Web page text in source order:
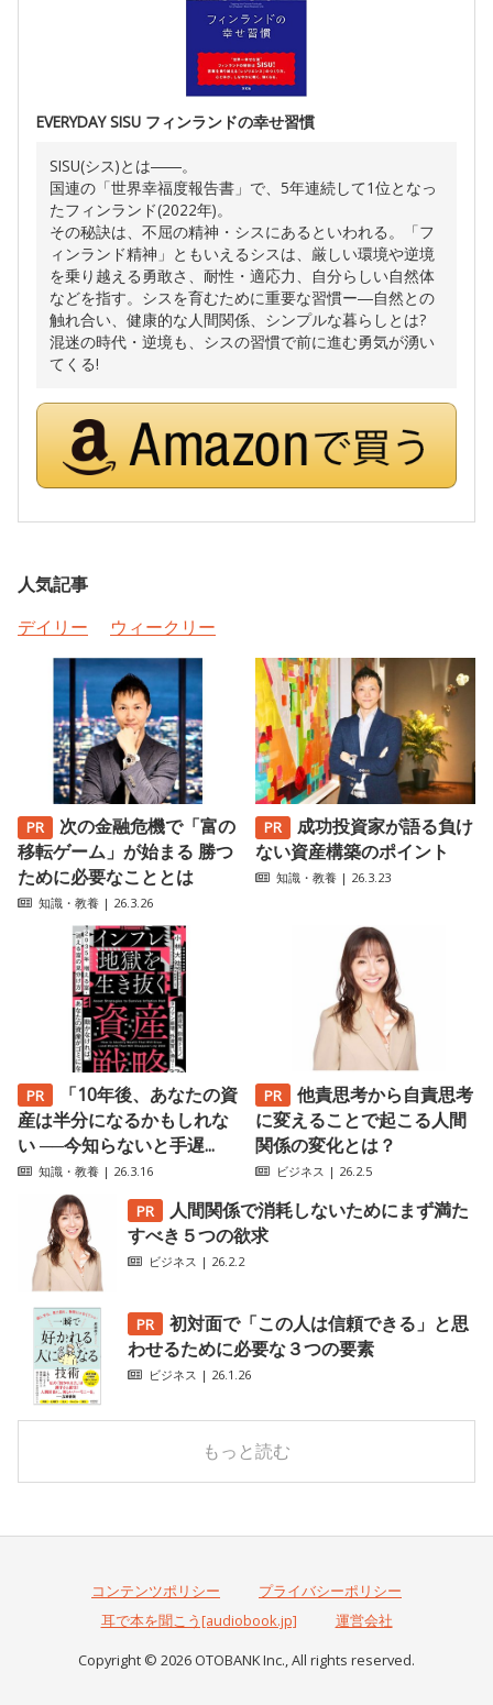
EVERYDAY SISU フィンランドの幸せ習慣
SISU(シス)とは――。
国連の「世界幸福度報告書」で、5年連続して1位となっ
たフィンランド(2022年)。
その秘訣は、不屈の精神・シスにあるといわれる。「フ
ィンランド精神」ともいえるシスは、厳しい環境や逆境
を乗り越える勇敢さ、耐性・適応力、自分らしい自然体
などを指す。シスを育むために重要な習慣ー―自然との
触れ合い、健康的な人間関係、シンプルな暮らしとは?
混迷の時代・逆境も、シスの習慣で前に進む勇気が湧い
てくる!
人気記事
デイリー
ウィークリー
次の金融危機で「富の
移転ゲーム」が始まる 勝つ
ために必要なこととは
知識・教養 | 26.3.26
成功投資家が語る負け
ない資産構築のポイント
知識・教養 | 26.3.23
「10年後、あなたの資
産は半分になるかもしれな
い ──今知らないと手遅...
知識・教養 | 26.3.16
他責思考から自責思考
に変えることで起こる人間
関係の変化とは？
ビジネス | 26.2.5
人間関係で消耗しないためにまず満た
すべき５つの欲求
ビジネス | 26.2.2
初対面で「この人は信頼できる」と思
わせるために必要な３つの要素
ビジネス | 26.1.26
もっと読む
コンテンツポリシー
プライバシーポリシー
耳で本を聞こう[audiobook.jp]
運営会社
Copyright © 2026 OTOBANK Inc., All rights reserved.